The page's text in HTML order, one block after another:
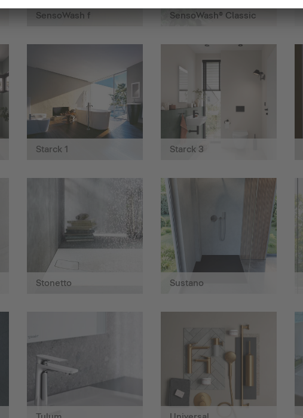
SensoWash f SensoWash® Classic
Starck 1 Starck 3
Stonetto Sustano